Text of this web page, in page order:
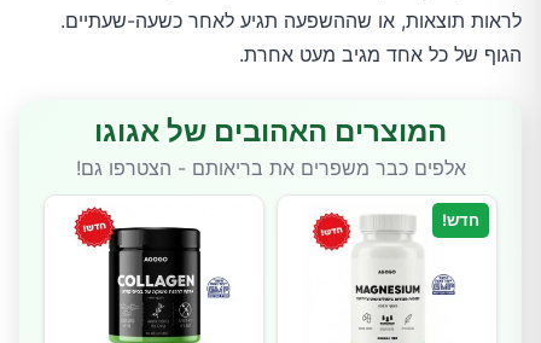
לראות תוצאות, או שההשפעה תגיע לאחר כשעה-שעתיים.
הגוף של כל אחד מגיב מעט אחרת.
המוצרים האהובים של אגוגו
אלפים כבר משפרים את בריאותם - הצטרפו גם!
חדש!